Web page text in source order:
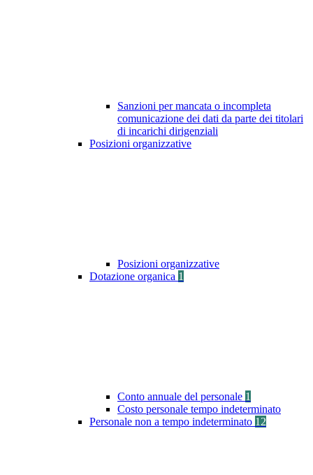
Sanzioni per mancata o incompleta
comunicazione dei dati da parte dei titolari
di incarichi dirigenziali
Posizioni organizzative
Posizioni organizzative
Dotazione organica 1
Conto annuale del personale 1
Costo personale tempo indeterminato
Personale non a tempo indeterminato 12